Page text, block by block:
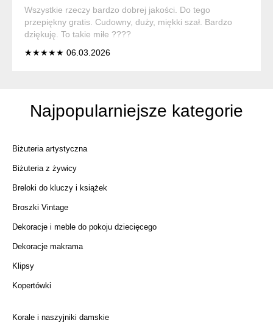
Wszystkie rzeczy bardzo dobrej jakości. Do tego
przepiękny gratis. Cudowny, duży, miękki szał. Bardzo
dziękuję. To takie miłe ????
★★★★★ 06.03.2026
Najpopularniejsze kategorie
Biżuteria artystyczna
Biżuteria z żywicy
Breloki do kluczy i książek
Broszki Vintage
Dekoracje i meble do pokoju dziecięcego
Dekoracje makrama
Klipsy
Kopertówki
Korale i naszyjniki damskie